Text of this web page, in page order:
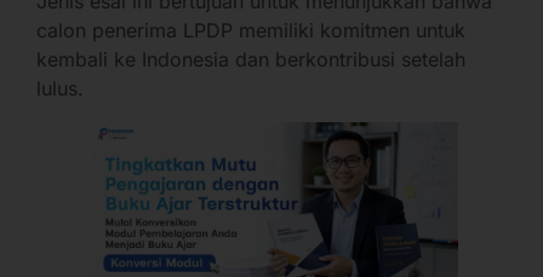
calon penerima LPDP memiliki komitmen untuk
kembali ke Indonesia dan berkontribusi setelah
lulus.